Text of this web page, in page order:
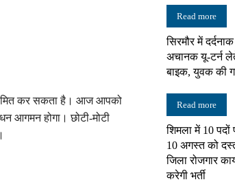
कर सकता है। आज आपको
आगमन होगा। छोटी-मोटी
Read more
सिरमौर में
अचानक यू-टर्न
बाइक, युवक की
Read more
शिमला में 10 पदों
10 अगस्त को
जिला रोजगार
करेगी भर्ती